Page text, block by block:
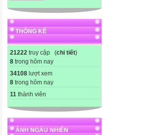
THỐNG KÊ
21222 truy cập (chi tiết)
8 trong hôm nay
34108 lượt xem
8 trong hôm nay
11 thành viên
ẢNH NGẪU NHIÊN